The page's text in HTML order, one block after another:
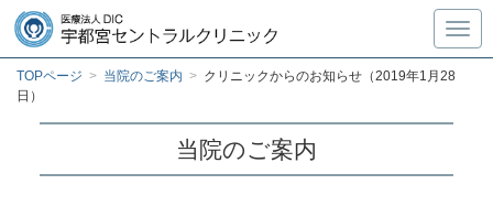
TOPページ > 当院のご案内 > クリニックからのお知らせ（2019年1月28
日）
当院のご案内